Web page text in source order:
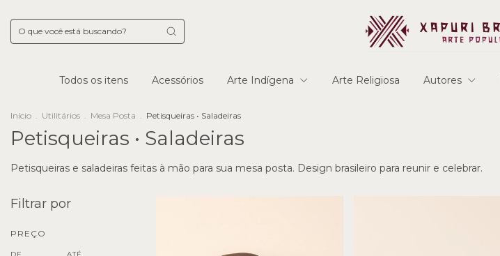
Todos os itens Acessórios Arte Indígena Arte Religiosa Autores
Início . Utilitários . Mesa Posta . Petisqueiras • Saladeiras
Petisqueiras • Saladeiras
Petisqueiras e saladeiras feitas à mão para sua mesa posta. Design brasileiro para reunir e celebrar.
Filtrar por
PREÇO